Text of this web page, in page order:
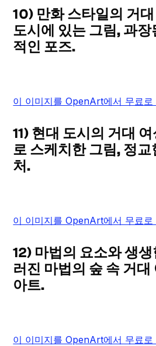
10) 만화 스타일의 거
도시에 있는 그림, 과
적인 포즈.
이 이미지를 OpenArt에서 무료로
11) 현대 도시의 거대
로 스케치한 그림, 정
처.
이 이미지를 OpenArt에서 무료로
12) 마법의 요소와 생
러진 마법의 숲 속 거대
아트.
이 이미지를 OpenArt에서 무료로